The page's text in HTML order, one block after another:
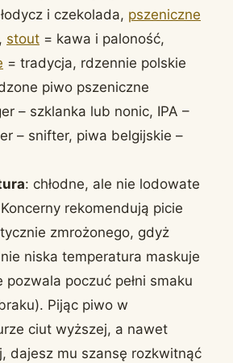
i czekolada, pszeniczne
stout = kawa i paloność,
= tradycja, rdzennie polskie
piwo pszeniczne
– szklanka lub nonic, IPA –
– snifter, piwa belgijskie –
: chłodne, ale nie lodowate
Koncerny rekomendują picie
zmrożonego, gdyż
niska temperatura maskuje
pozwala poczuć pełni smaku
Pijąc piwo w
ciut wyższej, a nawet
dajesz mu szansę rozkwitnąć